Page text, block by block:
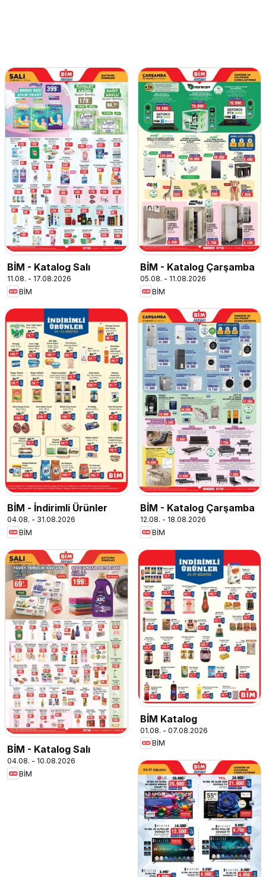
BİM - Katalog Salı
11.08. - 17.08.2026
BİM
BİM - Katalog Çarşamba
05.08. - 11.08.2026
BİM
BİM - İndirimli Ürünler
04.08. - 31.08.2026
BİM
BİM - Katalog Çarşamba
12.08. - 18.08.2026
BİM
BİM - Katalog Salı
04.08. - 10.08.2026
BİM
BİM Katalog
01.08. - 07.08.2026
BİM